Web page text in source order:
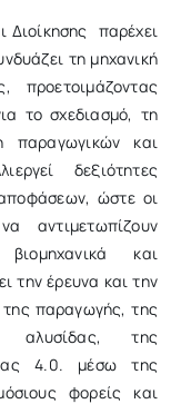
παρέχει
τη μηχανική
προετοιμάζοντας
το σχεδιασμό, τη
παραγωγικών και
δεξιότητες
ώστε οι
αντιμετωπίζουν
και
την έρευνα και την
της παραγωγής, της
αλυσίδας, της
4.0. μέσω της
φορείς και